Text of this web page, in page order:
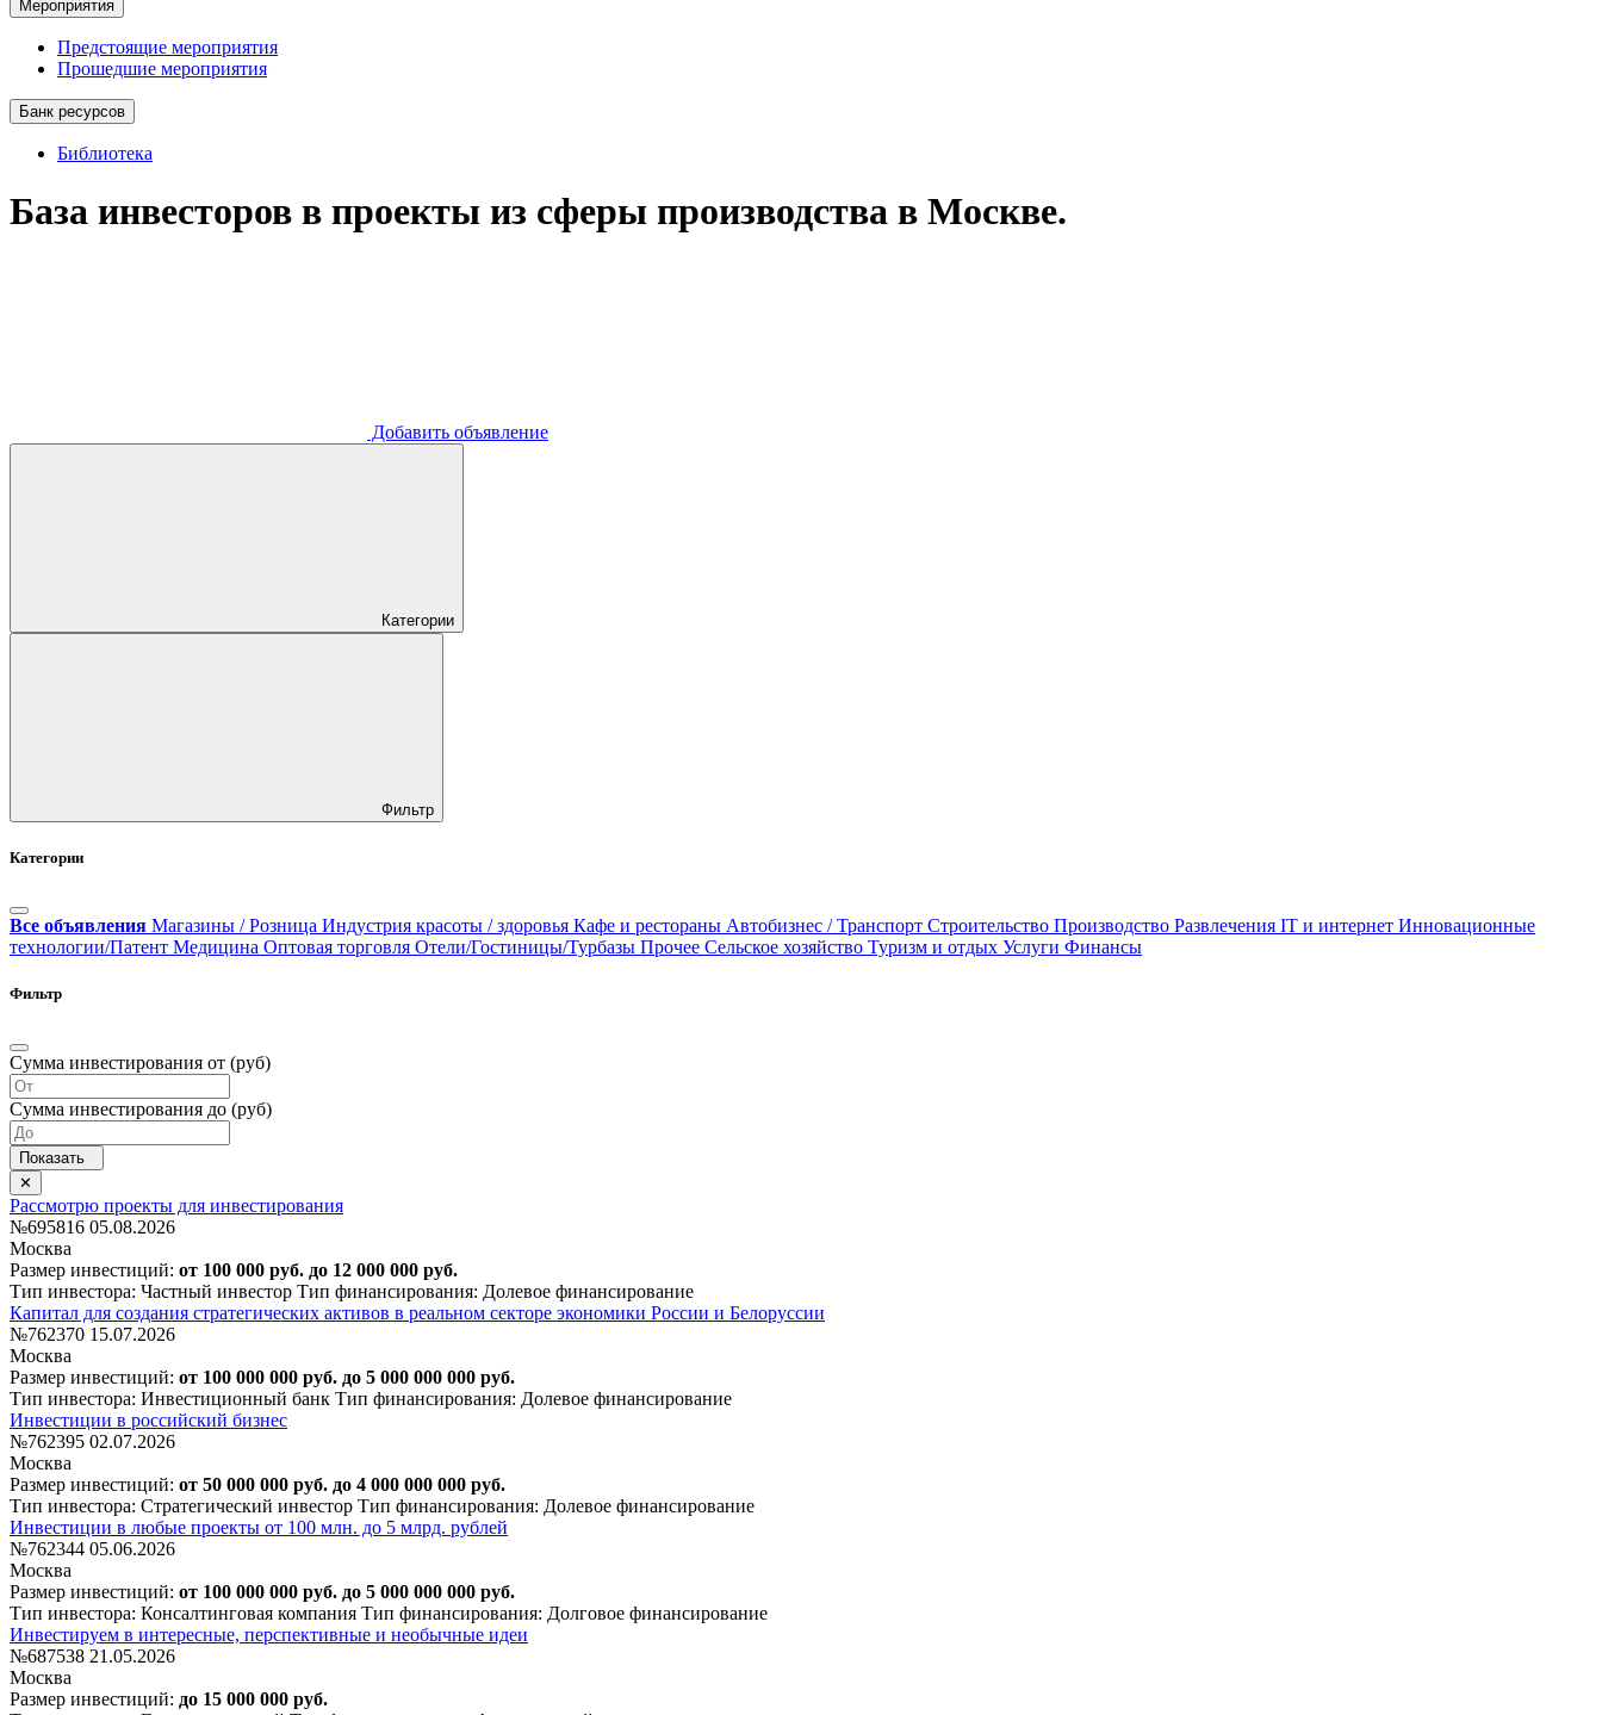
Мероприятия
Предстоящие мероприятия
Прошедшие мероприятия
Банк ресурсов
Библиотека
База инвесторов в проекты из сферы производства в Москве.
Добавить объявление
Категории
Фильтр
Категории
Все объявления Магазины / Розница Индустрия красоты / здоровья Кафе и рестораны Автобизнес / Транспорт Строительство Производство Развлечения IT и интернет Инновационные
технологии/Патент Медицина Оптовая торговля Отели/Гостиницы/Турбазы Прочее Сельское хозяйство Туризм и отдых Услуги Финансы
Фильтр
Сумма инвестирования от (руб)
Сумма инвестирования до (руб)
Рассмотрю проекты для инвестирования
№695816 05.08.2026
Москва
Размер инвестиций: от 100 000 руб. до 12 000 000 руб.
Тип инвестора: Частный инвестор Тип финансирования: Долевое финансирование
Капитал для создания стратегических активов в реальном секторе экономики России и Белоруссии
№762370 15.07.2026
Москва
Размер инвестиций: от 100 000 000 руб. до 5 000 000 000 руб.
Тип инвестора: Инвестиционный банк Тип финансирования: Долевое финансирование
Инвестиции в российский бизнес
№762395 02.07.2026
Москва
Размер инвестиций: от 50 000 000 руб. до 4 000 000 000 руб.
Тип инвестора: Стратегический инвестор Тип финансирования: Долевое финансирование
Инвестиции в любые проекты от 100 млн. до 5 млрд. рублей
№762344 05.06.2026
Москва
Размер инвестиций: от 100 000 000 руб. до 5 000 000 000 руб.
Тип инвестора: Консалтинговая компания Тип финансирования: Долговое финансирование
Инвестируем в интересные, перспективные и необычные идеи
№687538 21.05.2026
Москва
Размер инвестиций: до 15 000 000 руб.